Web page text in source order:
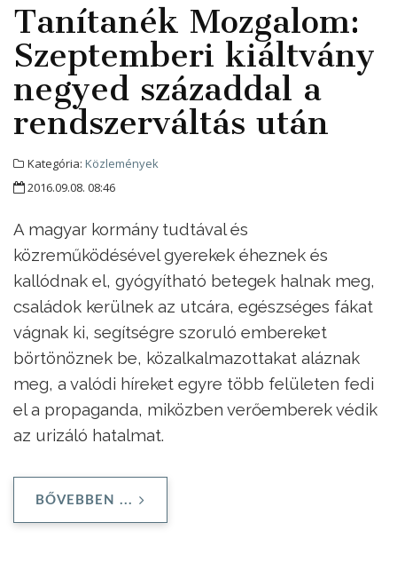
Tanítanék Mozgalom:
Szeptemberi kiáltvány
negyed századdal a
rendszerváltás után
Kategória: Közlemények
2016.09.08. 08:46
A magyar kormány tudtával és
közreműködésével gyerekek éheznek és
kallódnak el, gyógyítható betegek halnak meg,
családok kerülnek az utcára, egészséges fákat
vágnak ki, segítségre szoruló embereket
börtönöznek be, közalkalmazottakat aláznak
meg, a valódi híreket egyre több felületen fedi
el a propaganda, miközben verőemberek védik
az urizáló hatalmat.
BŐVEBBEN ...